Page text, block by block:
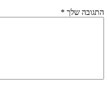
התגובה שלך *